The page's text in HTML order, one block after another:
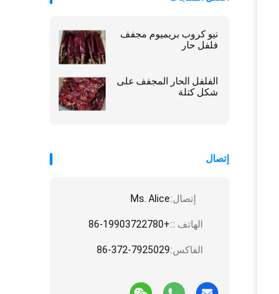
نيو كروب بريميوم مجفف
فلفل حار
الفلفل الحار المجفف على
شكل كتلة
إتصال
إتصال:Ms. Alice
الهاتف ::+86-19903722780
الفاكس:86-372-7925029